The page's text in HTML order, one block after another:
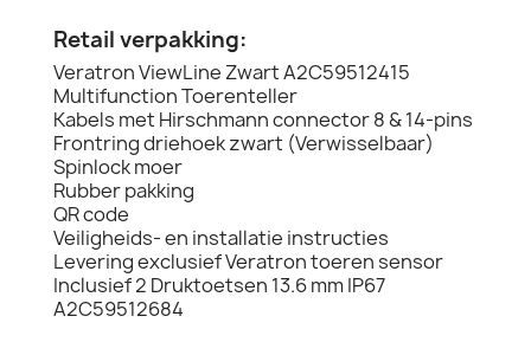
Retail verpakking:
Veratron ViewLine Zwart A2C59512415
Multifunction Toerenteller
Kabels met Hirschmann connector 8 & 14-pins
Frontring driehoek zwart (Verwisselbaar)
Spinlock moer
Rubber pakking
QR code
Veiligheids- en installatie instructies
Levering exclusief Veratron toeren sensor
Inclusief 2 Druktoetsen 13.6 mm IP67
A2C59512684